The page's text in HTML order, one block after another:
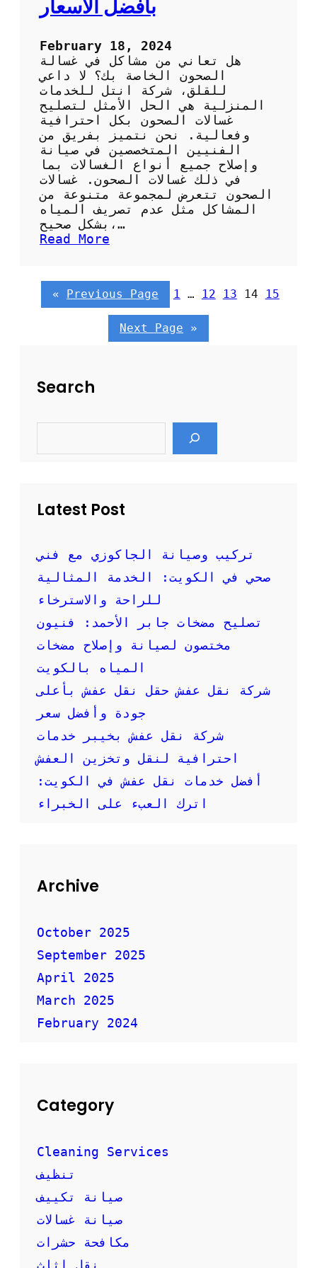
ي
ا
ت
ه
بافضل الاسعار
February 18, 2024
هل تعاني من مشاكل في غسالة
الصحون الخاصة بك؟ لا داعي
للقلق، شركة انتل للخدمات
المنزلية هي الحل الأمثل لتصليح
غسالات الصحون بكل احترافية
وفعالية. نحن نتميز بفريق من
الفنيين المتخصصين في صيانة
وإصلاح جميع أنواع الغسالات بما
في ذلك غسالات الصحون. غسالات
الصحون تتعرض لمجموعة متنوعة من
المشاكل مثل عدم تصريف المياه
بشكل صحيح،…
Read More
م
ا
ت
ص
ت
ا
ت
و
ت
ي
ك
م
ش
ر
ة
ا
ت
ل
س
ع
ر
« Previous Page 1 … 12 13 14 15
Next Page »
Search
Latest Post
تركيب وصيانة الجاكوزي مع فني
صحي في الكويت: الخدمة المثالية
للراحة والاسترخاء
تصليح مضخات جابر الأحمد: فنيون
مختصون لصيانة وإصلاح مضخات
المياه بالكويت
شركة نقل عفش حقل نقل عفش بأعلى
جودة وأفضل سعر
شركة نقل عفش بخيبر خدمات
أفضل خدمات نقل عفش في الكويت:
اترك العبء على الخبراء
Archive
October 2025
September 2025
April 2025
March 2025
February 2024
Category
Cleaning Services
تنظيف
صيانة تكييف
صيانة غسالات
مكافحة حشرات
نقل اثاث